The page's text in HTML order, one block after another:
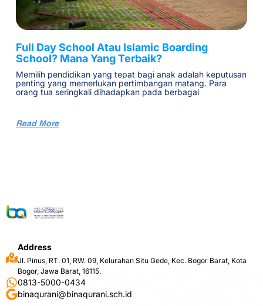
Full Day School Atau Islamic Boarding
School? Mana Yang Terbaik?
Memilih pendidikan yang tepat bagi anak adalah keputusan
penting yang memerlukan pertimbangan matang. Para
orang tua seringkali dihadapkan pada berbagai
Read More
Address
Jl. Pinus, RT. 01, RW. 09, Kelurahan Situ Gede, Kec. Bogor Barat, Kota
Bogor, Jawa Barat, 16115.
0813-5000-0434
binaqurani@binaqurani.sch.id